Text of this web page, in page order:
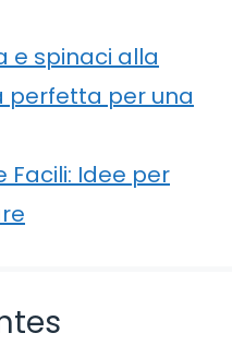
e spinaci alla
perfetta per una
Facili: Idee per